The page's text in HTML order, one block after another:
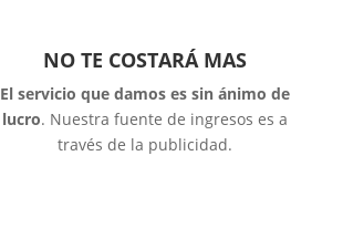
NO TE COSTARÁ MAS
El servicio que damos es sin ánimo de
lucro. Nuestra fuente de ingresos es a
través de la publicidad.